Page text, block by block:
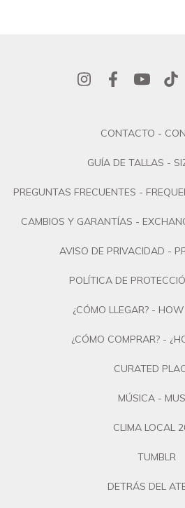
CONTACTO -
GUÍA DE TALLAS -
PREGUNTAS FRECUENTES -
CAMBIOS Y GARANTÍAS -
AVISO DE PRIVACIDAD -
POLÍTICA DE
¿CÓMO LLEGAR? -
¿CÓMO COMPRAR? -
CURATED
MÚSICA -
CLIMA LOCAL
TUMBLR
DETRÁS DEL